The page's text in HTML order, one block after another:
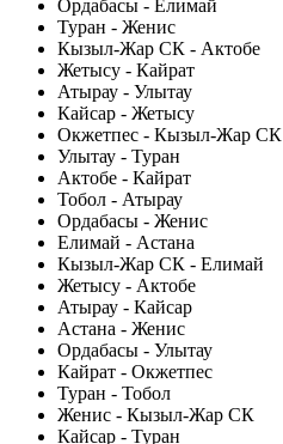
Ордабасы - Елимай
Туран - Женис
Кызыл-Жар СК - Актобе
Жетысу - Кайрат
Атырау - Улытау
Кайсар - Жетысу
Окжетпес - Кызыл-Жар СК
Улытау - Туран
Актобе - Кайрат
Тобол - Атырау
Ордабасы - Женис
Елимай - Астана
Кызыл-Жар СК - Елимай
Жетысу - Актобе
Атырау - Кайсар
Астана - Женис
Ордабасы - Улытау
Кайрат - Окжетпес
Туран - Тобол
Женис - Кызыл-Жар СК
Кайсар - Туран